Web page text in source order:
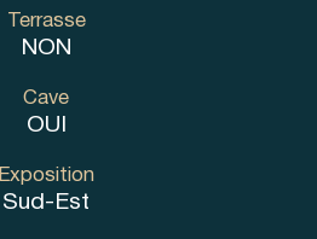
Terrasse
NON
Cave
OUI
Exposition
Sud-Est